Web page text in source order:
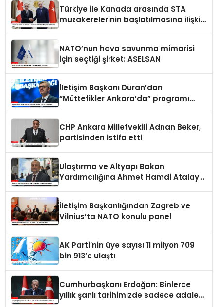
Türkiye ile Kanada arasında STA
müzakerelerinin başlatılmasına ilişkin
NATO’nun hava savunma mimarisi
için seçtiği şirket: ASELSAN
İletişim Başkanı Duran’dan
“Müttefikler Ankara’da” programı
CHP Ankara Milletvekili Adnan Beker,
partisinden istifa etti
Ulaştırma ve Altyapı Bakan
Yardımcılığına Ahmet Hamdi Atalay
İletişim Başkanlığından Zagreb ve
Vilnius’ta NATO konulu panel
AK Parti’nin üye sayısı 11 milyon 709
bin 913’e ulaştı
Cumhurbaşkanı Erdoğan: Binlerce
yıllık şanlı tarihimizde sadece adalet